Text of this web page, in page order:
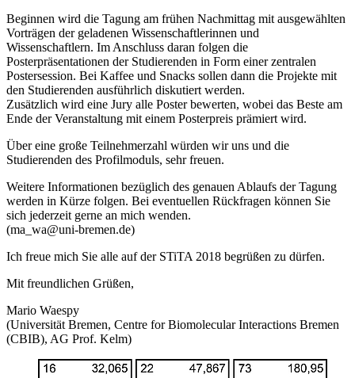
Beginnen wird die Tagung am frühen Nachmittag mit ausgewählten
Vorträgen der geladenen Wissenschaftlerinnen und
Wissenschaftlern. Im Anschluss daran folgen die
Posterpräsentationen der Studierenden in Form einer zentralen
Postersession. Bei Kaffee und Snacks sollen dann die Projekte mit
den Studierenden ausführlich diskutiert werden.
Zusätzlich wird eine Jury alle Poster bewerten, wobei das Beste am
Ende der Veranstaltung mit einem Posterpreis prämiert wird.
Über eine große Teilnehmerzahl würden wir uns und die
Studierenden des Profilmoduls, sehr freuen.
Weitere Informationen bezüglich des genauen Ablaufs der Tagung
werden in Kürze folgen. Bei eventuellen Rückfragen können Sie
sich jederzeit gerne an mich wenden.
(ma_wa@uni-bremen.de)
Ich freue mich Sie alle auf der STiTA 2018 begrüßen zu dürfen.
Mit freundlichen Grüßen,
Mario Waespy
(Universität Bremen, Centre for Biomolecular Interactions Bremen
(CBIB), AG Prof. Kelm)